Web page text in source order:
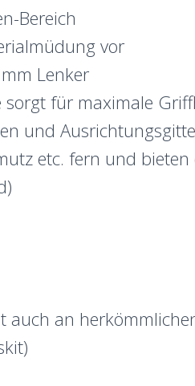
Bereich
vor
Lenker
sorgt für maximale
und
etc. fern und
auch an